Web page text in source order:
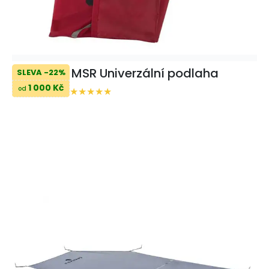
SLEVA -22%
od 1 000 Kč
MSR Univerzální podlaha